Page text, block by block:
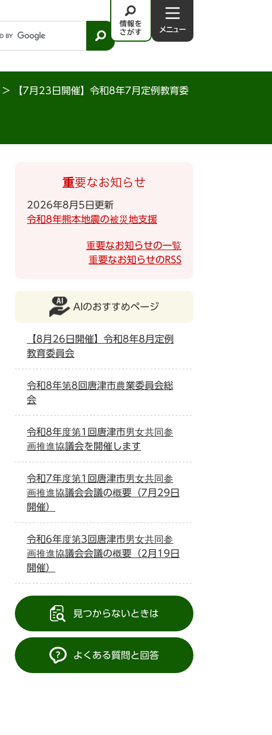
情
報
さ
が
メ
ニ
－
>
【7月23日開催】令和8年7月定例教育委
重要なお知らせ
2026年8月5日更新
令和8年熊本地震の被災地支援
重要なお知らせの一覧
重要なお知らせのRSS
AIのおすすめページ
【8月26日開催】令和8年8月定例
教育委員会
令和8年第8回唐津市農業委員会総
会
令和8年度第1回唐津市男女共同参
画推進協議会を開催します
令和7年度第1回唐津市男女共同参
画推進協議会会議の概要（7月29日
開催）
令和6年度第3回唐津市男女共同参
画推進協議会会議の概要（2月19日
開催）
見つからないときは
よくある質問と回答